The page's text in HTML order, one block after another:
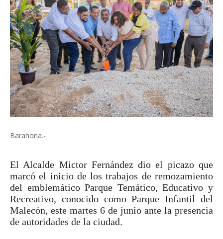
Barahona.-
El Alcalde MictorFernández dio el picazo que
marcó el inicio de los trabajos de remozamiento
del emblemático Parque Temático, Educativo y
Recreativo, conocido como Parque Infantil del
Malecón, este martes 6 de junio ante la presencia
de autoridades de la ciudad.